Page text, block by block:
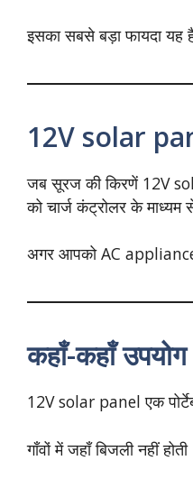
इसका सबसे बड़ा फायदा
12V solar
जब सूरज की किरणें 12V
को चार्ज कंट्रोलर के माध्यम
अगर आपको AC
कहाँ-कहाँ उपयोग
12V solar panel एक
गाँवों में जहाँ बिजली नहीं होती